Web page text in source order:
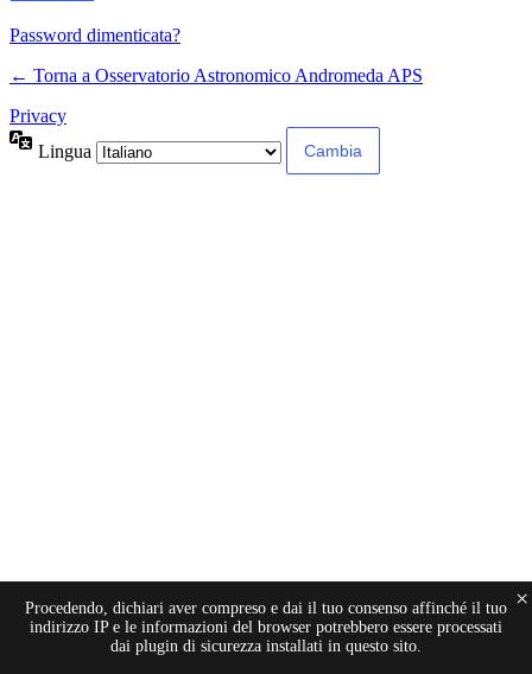
Password dimenticata?
← Torna a Osservatorio Astronomico Andromeda APS
Privacy
Lingua
Procedendo, dichiari aver compreso e dai il tuo consenso affinché il tuo
indirizzo IP e le informazioni del browser potrebbero essere processati
dai plugin di sicurezza installati in questo sito.
×